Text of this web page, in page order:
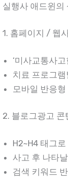
실행사 애드윈의
1. 홈페이지 / 웹
‘미사교통사고
치료 프로그
모바일 반응
2. 블로그광고 콘
H2~H4 태그
사고 후 나타
검색 키워드